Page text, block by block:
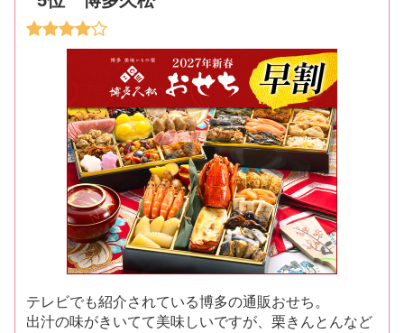
テレビでも紹介されている博多の通販おせち。
出汁の味がきいてて美味しいですが、栗きんとんなど